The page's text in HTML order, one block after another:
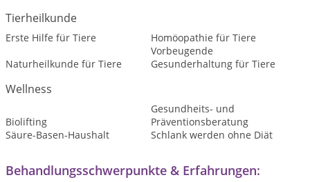
Tierheilkunde
Erste Hilfe für Tiere
Homöopathie für Tiere
Naturheilkunde für Tiere
Vorbeugende
Gesunderhaltung für Tiere
Wellness
Biolifting
Gesundheits- und
Präventionsberatung
Säure-Basen-Haushalt
Schlank werden ohne Diät
Behandlungsschwerpunkte & Erfahrungen: